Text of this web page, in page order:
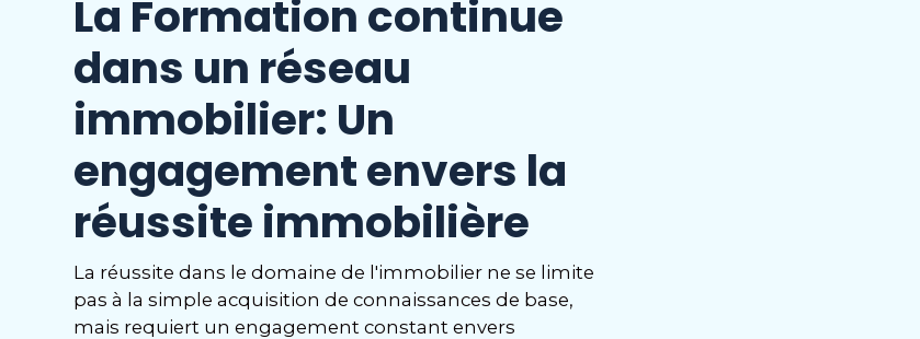
La Formation continue
dans un réseau
immobilier: Un
engagement envers la
réussite immobilière
La réussite dans le domaine de l'immobilier ne se limite
pas à la simple acquisition de connaissances de base,
mais requiert un engagement constant envers